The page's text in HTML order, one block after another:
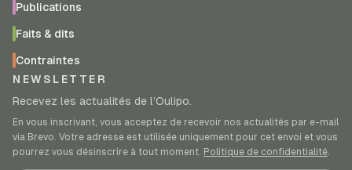
Publications
Faits & dits
Contraintes
NEWSLETTER
Recevez les actualités de l’Oulipo.
En vous inscrivant, vous acceptez de recevoir nos actualités par e-mail
via Brevo. Votre adresse est utilisée uniquement pour cet envoi et vous
pourrez vous désinscrire à tout moment. Politique de confidentialité.